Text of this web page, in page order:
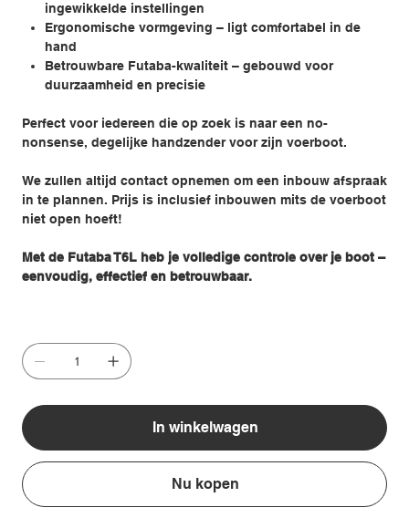
ingewikkelde instellingen
Ergonomische vormgeving – ligt comfortabel in de
hand
Betrouwbare Futaba-kwaliteit – gebouwd voor
duurzaamheid en precisie
Perfect voor iedereen die op zoek is naar een no-
nonsense, degelijke handzender voor zijn voerboot.
We zullen altijd contact opnemen om een inbouw afspraak
in te plannen. Prijs is inclusief inbouwen mits de voerboot
niet open hoeft!
Met de Futaba T6L heb je volledige controle over je boot –
eenvoudig, effectief en betrouwbaar.
In winkelwagen
Nu kopen